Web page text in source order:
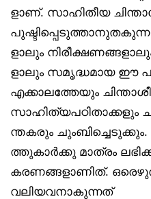
ളാണ്. സാഹിതീയ
ളാലും
ളാലും സമൃദ്ധമായ ഈ
എക്കാലത്തേയും
സാഹിത്യപഠിതാക്കളും
ന്തകരും
ത്തുകാർക്കു മാത്രം
കരണങ്ങളാണിത്.
വലിയവനാകുന്നത്